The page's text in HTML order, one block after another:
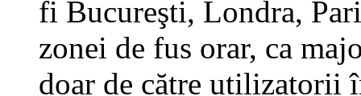
fi Bucureşti, Londra,
zonei de fus orar, ca
doar de către utilizatorii